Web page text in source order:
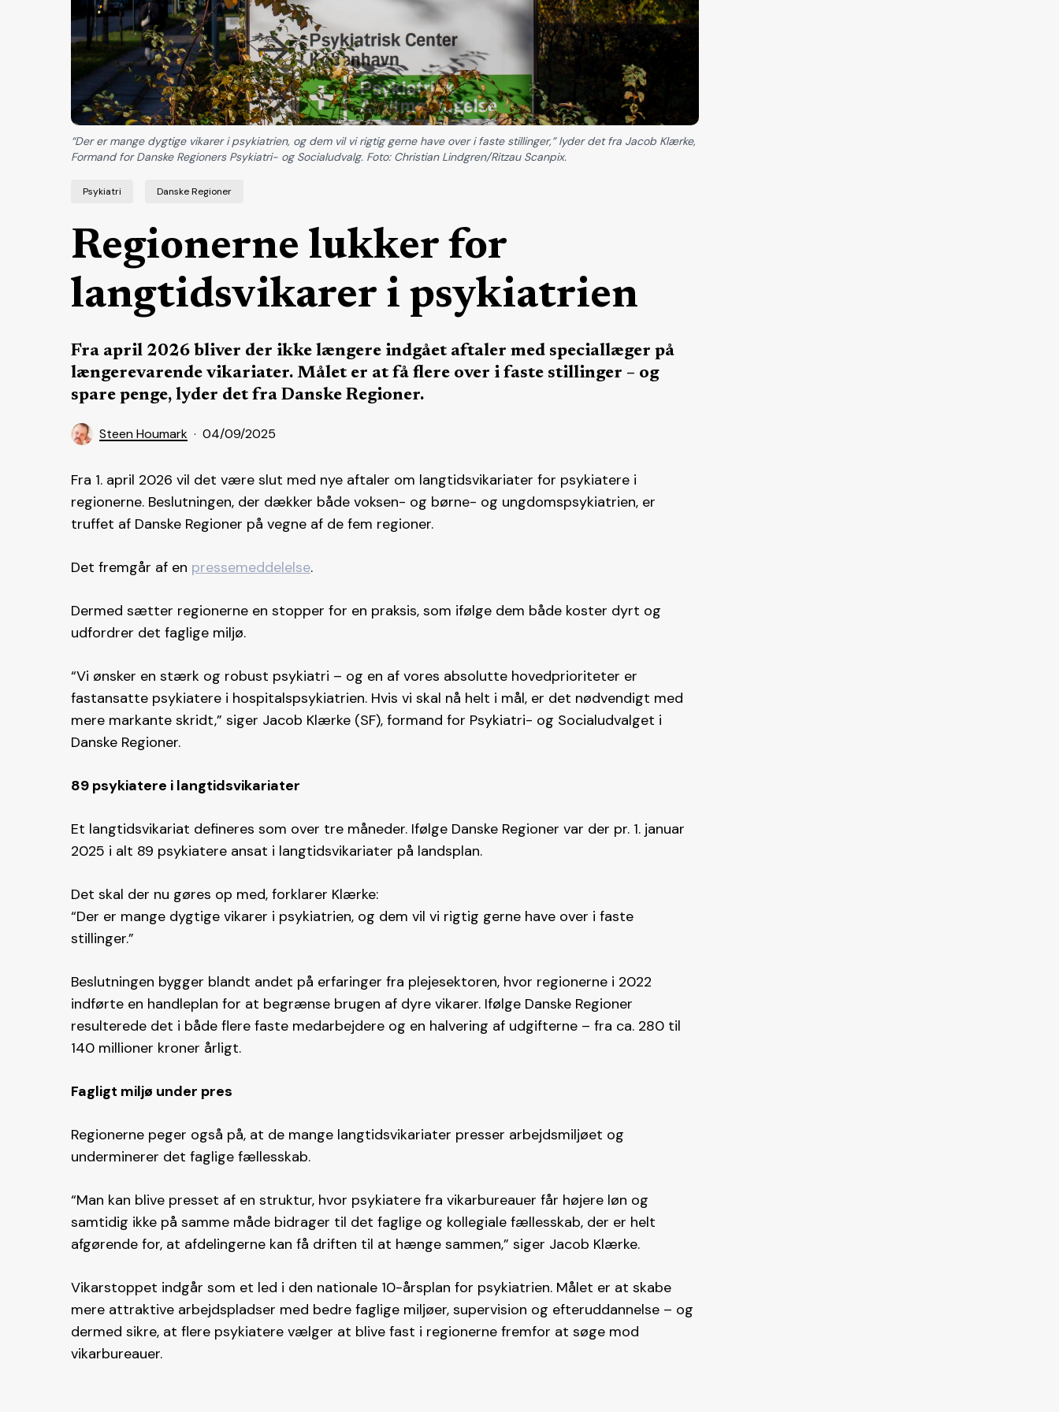
Psykiatri Danske Regioner
Regionerne lukker for
langtidsvikarer i psykiatrien
Fra april 2026 bliver der ikke længere indgået aftaler med speciallæger på
længerevarende vikariater. Målet er at få flere over i faste stillinger – og
spare penge, lyder det fra Danske Regioner.
Steen Houmark 04/09/2025
“Der er mange dygtige vikarer i psykiatrien, og dem vil vi rigtig gerne have over i faste stillinger,” lyder det fra Jacob Klærke,
Formand for Danske Regioners Psykiatri- og Socialudvalg. Foto: Christian Lindgren/Ritzau Scanpix.
Fra 1. april 2026 vil det være slut med nye aftaler om langtidsvikariater for psykiatere i
regionerne. Beslutningen, der dækker både voksen- og børne- og ungdomspsykiatrien, er
truffet af Danske Regioner på vegne af de fem regioner.
Det fremgår af en pressemeddelelse.
Dermed sætter regionerne en stopper for en praksis, som ifølge dem både koster dyrt og
udfordrer det faglige miljø.
“Vi ønsker en stærk og robust psykiatri – og en af vores absolutte hovedprioriteter er
fastansatte psykiatere i hospitalspsykiatrien. Hvis vi skal nå helt i mål, er det nødvendigt med
mere markante skridt,” siger Jacob Klærke (SF), formand for Psykiatri- og Socialudvalget i
Danske Regioner.
89 psykiatere i langtidsvikariater
Et langtidsvikariat defineres som over tre måneder. Ifølge Danske Regioner var der pr. 1. januar
2025 i alt 89 psykiatere ansat i langtidsvikariater på landsplan.
Det skal der nu gøres op med, forklarer Klærke:
“Der er mange dygtige vikarer i psykiatrien, og dem vil vi rigtig gerne have over i faste
stillinger.”
Beslutningen bygger blandt andet på erfaringer fra plejesektoren, hvor regionerne i 2022
indførte en handleplan for at begrænse brugen af dyre vikarer. Ifølge Danske Regioner
resulterede det i både flere faste medarbejdere og en halvering af udgifterne – fra ca. 280 til
140 millioner kroner årligt.
Fagligt miljø under pres
Regionerne peger også på, at de mange langtidsvikariater presser arbejdsmiljøet og
underminerer det faglige fællesskab.
“Man kan blive presset af en struktur, hvor psykiatere fra vikarbureauer får højere løn og
samtidig ikke på samme måde bidrager til det faglige og kollegiale fællesskab, der er helt
afgørende for, at afdelingerne kan få driften til at hænge sammen,” siger Jacob Klærke.
Vikarstoppet indgår som et led i den nationale 10-årsplan for psykiatrien. Målet er at skabe
mere attraktive arbejdspladser med bedre faglige miljøer, supervision og efteruddannelse – og
dermed sikre, at flere psykiatere vælger at blive fast i regionerne fremfor at søge mod
vikarbureauer.